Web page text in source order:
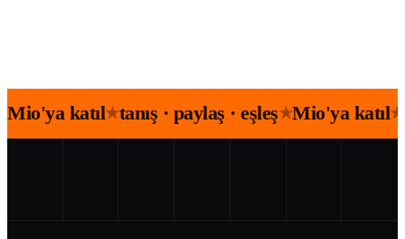
Mio'ya katıl★tanış · paylaş · eşleş★Mio'ya katıl★